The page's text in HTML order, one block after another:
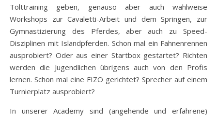
Tölttraining geben, genauso aber auch wahlweise
Workshops zur Cavaletti-Arbeit und dem Springen, zur
Gymnastizierung des Pferdes, aber auch zu Speed-
Disziplinen mit Islandpferden. Schon mal ein Fahnenrennen
ausprobiert? Oder aus einer Startbox gestartet? Richten
werden die Jugendlichen übrigens auch von den Profis
lernen. Schon mal eine FIZO gerichtet? Sprecher auf einem
Turnierplatz ausprobiert?
In unserer Academy sind (angehende und erfahrene)